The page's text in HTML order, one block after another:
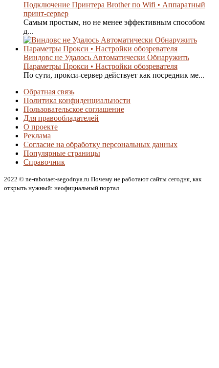
Подключение Принтера Brother по Wifi • Аппаратный
принт-сервер
Самым простым, но не менее эффективным способом
д...
Виндовс не Удалось Автоматически Обнаружить
Параметры Прокси • Настройки обозревателя
По сути, прокси-сервер действует как посредник ме...
Обратная связь
Политика конфиденциальности
Пользовательское соглашение
Для правообладателей
О проекте
Реклама
Согласие на обработку персональных данных
Популярные страницы
Справочник
2022 © ne-rabotaet-segodnya.ru Почему не работают сайты сегодня, как
открыть нужный: неофициальный портал